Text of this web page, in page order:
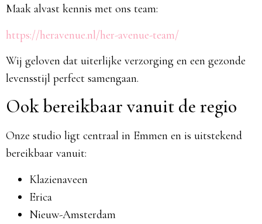
Maak alvast kennis met ons team:
https://heravenue.nl/her-avenue-team/
Wij geloven dat uiterlijke verzorging en een gezonde
levensstijl perfect samengaan.
Ook bereikbaar vanuit de regio
Onze studio ligt centraal in Emmen en is uitstekend
bereikbaar vanuit:
Klazienaveen
Erica
Nieuw-Amsterdam